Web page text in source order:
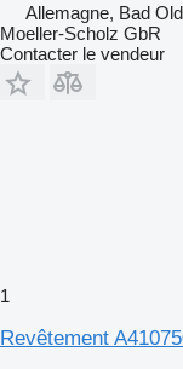
Allemagne, Bad
Moeller-Scholz GbR
Contacter le vendeur
1
Revêtement